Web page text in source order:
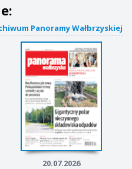
Panoramy Wałbrzyskiej
20.07.2026